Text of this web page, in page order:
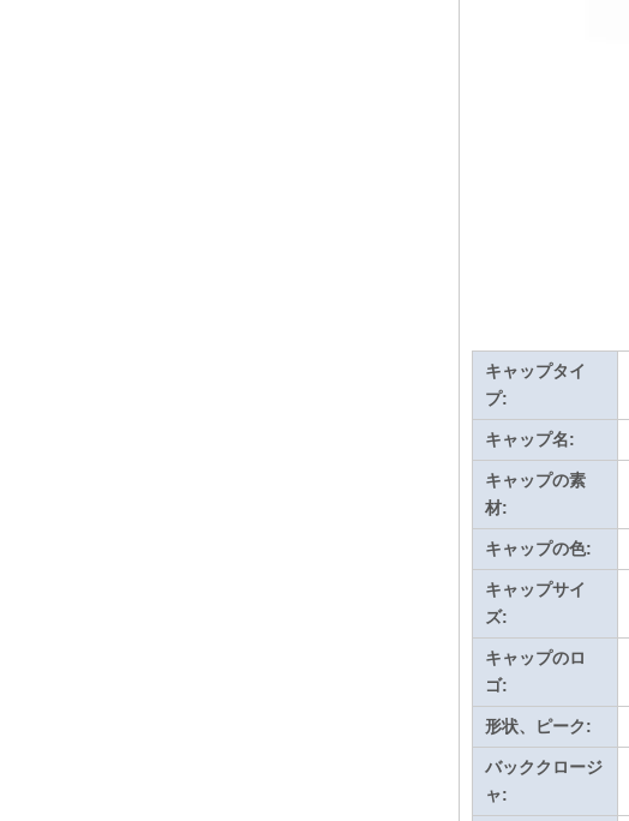
キャップタイ
プ:
キャップ名:
キャップの素
材:
キャップの色:
キャップサイ
ズ:
キャップのロ
ゴ:
形状、ピーク:
バッククロージ
ャ: